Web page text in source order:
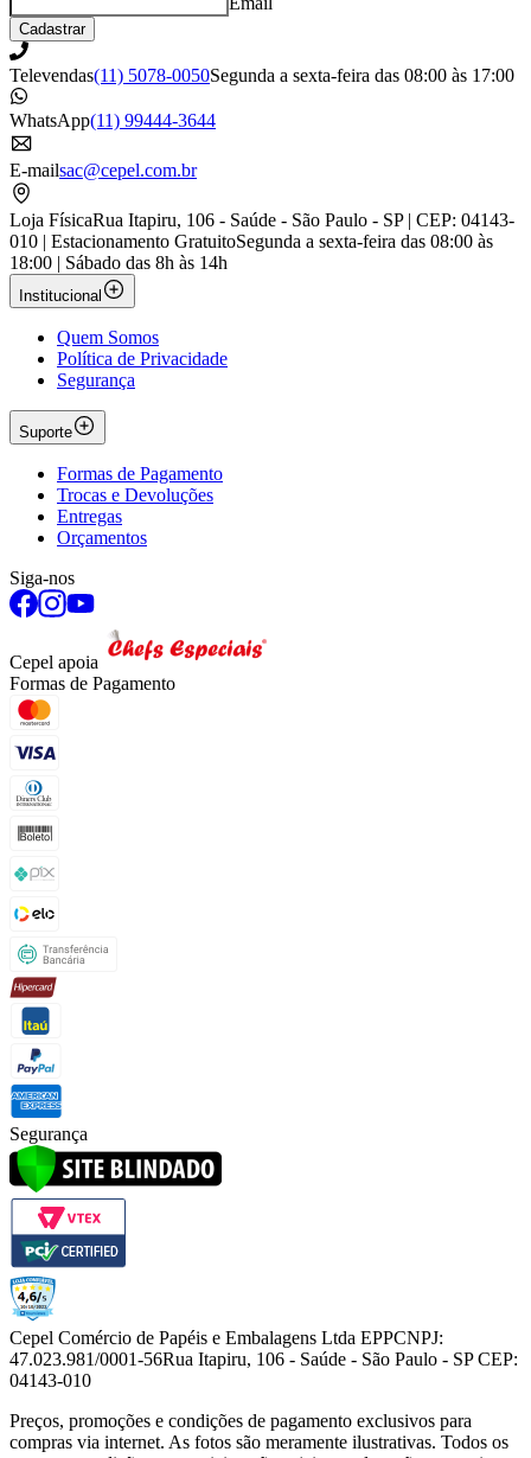
Cadastrar
Televendas(11) 5078-0050Segunda a sexta-feira das 08:00 às 17:00
WhatsApp(11) 99444-3644
E-mailsac@cepel.com.br
Loja FísicaRua Itapiru, 106 - Saúde - São Paulo - SP | CEP: 04143-
010 | Estacionamento GratuitoSegunda a sexta-feira das 08:00 às
18:00 | Sábado das 8h às 14h
Institucional
Quem Somos
Política de Privacidade
Segurança
Suporte
Formas de Pagamento
Trocas e Devoluções
Entregas
Orçamentos
Siga-nos
Cepel apoia
Formas de Pagamento
Segurança
Cepel Comércio de Papéis e Embalagens Ltda EPPCNPJ:
47.023.981/0001-56Rua Itapiru, 106 - Saúde - São Paulo - SP CEP:
04143-010
Preços, promoções e condições de pagamento exclusivos para
compras via internet. As fotos são meramente ilustrativas. Todos os